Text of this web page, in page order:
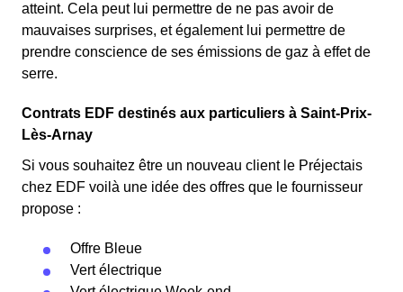
atteint. Cela peut lui permettre de ne pas avoir de
mauvaises surprises, et également lui permettre de
prendre conscience de ses émissions de gaz à effet de
serre.
Contrats EDF destinés aux particuliers à Saint-Prix-
Lès-Arnay
Si vous souhaitez être un nouveau client le Préjectais
chez EDF voilà une idée des offres que le fournisseur
propose :
Offre Bleue
Vert électrique